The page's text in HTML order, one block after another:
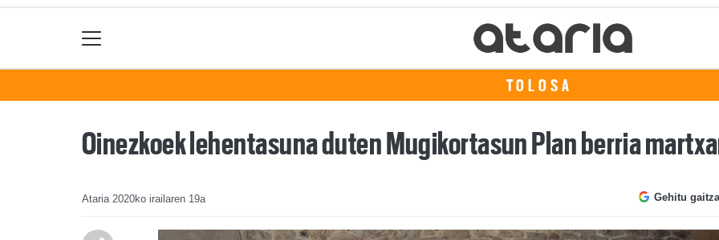
TOLOSA
Oinezkoek lehentasuna duten Mugikortasun Plan berria
Ataria 2020ko irailaren 19a Gehitu